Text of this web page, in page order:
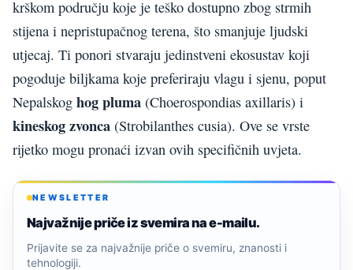
krškom području koje je teško dostupno zbog strmih
stijena i nepristupačnog terena, što smanjuje ljudski
utjecaj. Ti ponori stvaraju jedinstveni ekosustav koji
pogoduje biljkama koje preferiraju vlagu i sjenu, poput
Nepalskog hog pluma (Choerospondias axillaris) i
kineskog zvonca (Strobilanthes cusia). Ove se vrste
rijetko mogu pronaći izvan ovih specifičnih uvjeta.
NEWSLETTER
Najvažnije priče iz svemira na e-mailu.
Prijavite se za najvažnije priče o svemiru, znanosti i
tehnologiji.